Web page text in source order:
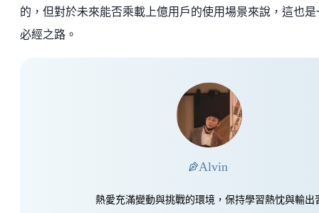
的，但對於未來能否乘載上億用戶的使用場景來說，這也是
必經之路。
Alvin
熱愛充滿變動與挑戰的環境，保持學習熱忱與輸出